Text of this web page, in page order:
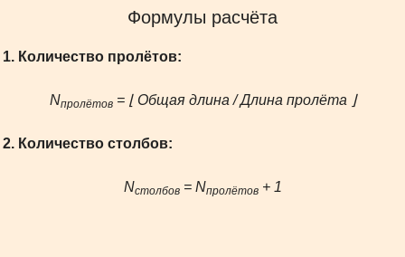
Формулы расчёта
1. Количество пролётов:
Nпролётов= ⌊ Общая длина / Длина пролёта ⌋
2. Количество столбов:
Nстолбов= Nпролётов+ 1